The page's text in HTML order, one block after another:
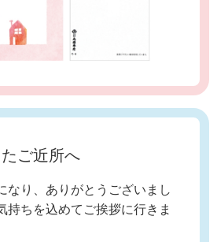
ご近所へ
なり、ありがとうございまし
持ちを込めてご挨拶に行きま